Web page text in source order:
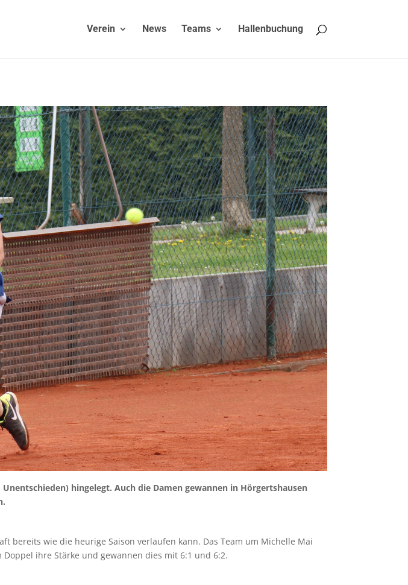
Verein News Teams Hallenbuchung
hingelegt. Auch die Damen gewannen in Hörgertshausen
bereits wie die heurige Saison verlaufen kann. Das Team um Michelle Mai
ihre Stärke und gewannen dies mit 6:1 und 6:2.